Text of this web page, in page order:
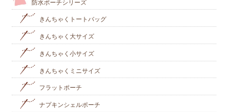
防水ポーチシリーズ
きんちゃくトートバッグ
きんちゃく大サイズ
きんちゃく小サイズ
きんちゃくミニサイズ
フラットポーチ
ナプキンシェルポーチ